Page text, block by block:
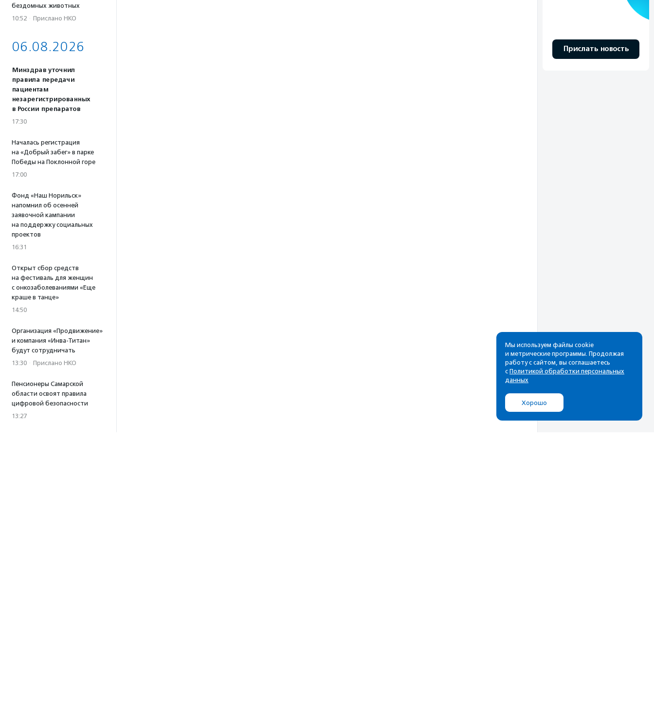
бездомных животных
10:52 · Прислано НКО
06.08.2026
Минздрав уточнил
правила передачи
пациентам
незарегистрированных
в России препаратов
17:30
Началась регистрация
на «Добрый забег» в парке
Победы на Поклонной горе
17:00
Фонд «Наш Норильск»
напомнил об осенней
заявочной кампании
на поддержку социальных
проектов
16:31
Открыт сбор средств
на фестиваль для женщин
с онкозаболеваниями «Еще
краше в танце»
14:50
Организация «Продвижение»
и компания «Инва-Титан»
будут сотрудничать
13:30 · Прислано НКО
Пенсионеры Самарской
области освоят правила
цифровой безопасности
13:27
Прислать новость
Рассылка
Cамые свежие новости,
почтовом ящике
Мы используем файлы cookie
и метрические программы. Продолжая
работу с сайтом, вы соглашаетесь
с Политикой обработки персональных
данных
Хорошо